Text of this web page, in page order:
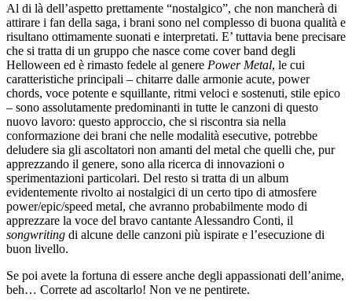
Al di là dell’aspetto prettamente “nostalgico”, che non mancherà di
attirare i fan della saga, i brani sono nel complesso di buona qualità e
risultano ottimamente suonati e interpretati. E’ tuttavia bene precisare
che si tratta di un gruppo che nasce come cover band degli
Helloween ed è rimasto fedele al genere Power Metal, le cui
caratteristiche principali – chitarre dalle armonie acute, power
chords, voce potente e squillante, ritmi veloci e sostenuti, stile epico
– sono assolutamente predominanti in tutte le canzoni di questo
nuovo lavoro: questo approccio, che si riscontra sia nella
conformazione dei brani che nelle modalità esecutive, potrebbe
deludere sia gli ascoltatori non amanti del metal che quelli che, pur
apprezzando il genere, sono alla ricerca di innovazioni o
sperimentazioni particolari. Del resto si tratta di un album
evidentemente rivolto ai nostalgici di un certo tipo di atmosfere
power/epic/speed metal, che avranno probabilmente modo di
apprezzare la voce del bravo cantante Alessandro Conti, il
songwriting di alcune delle canzoni più ispirate e l’esecuzione di
buon livello.
Se poi avete la fortuna di essere anche degli appassionati dell’anime,
beh… Correte ad ascoltarlo! Non ve ne pentirete.